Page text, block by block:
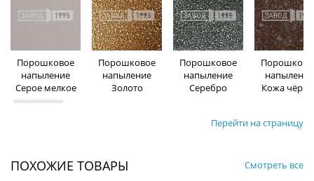
Порошковое
напыление
Серое мелкое
Порошковое
напыление
Золото
Порошковое
напыление
Серебро
напыление
Кожа
Перейти на страницу
ПОХОЖИЕ ТОВАРЫ Смотреть все